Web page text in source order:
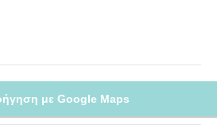
με Google Maps